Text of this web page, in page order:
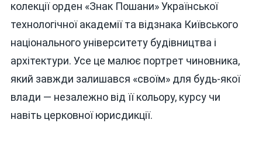
колекції орден «Знак Пошани» Української
технологічної академії та відзнака Київського
національного університету будівництва і
архітектури. Усе це малює портрет чиновника,
який завжди залишався «своїм» для будь-якої
влади — незалежно від її кольору, курсу чи
навіть церковної юрисдикції.